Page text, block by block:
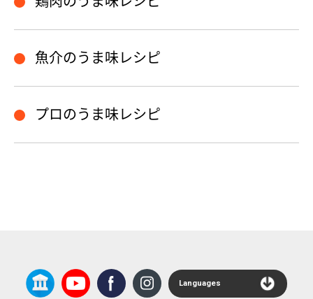
魚介のうま味レシピ
プロのうま味レシピ
Languages